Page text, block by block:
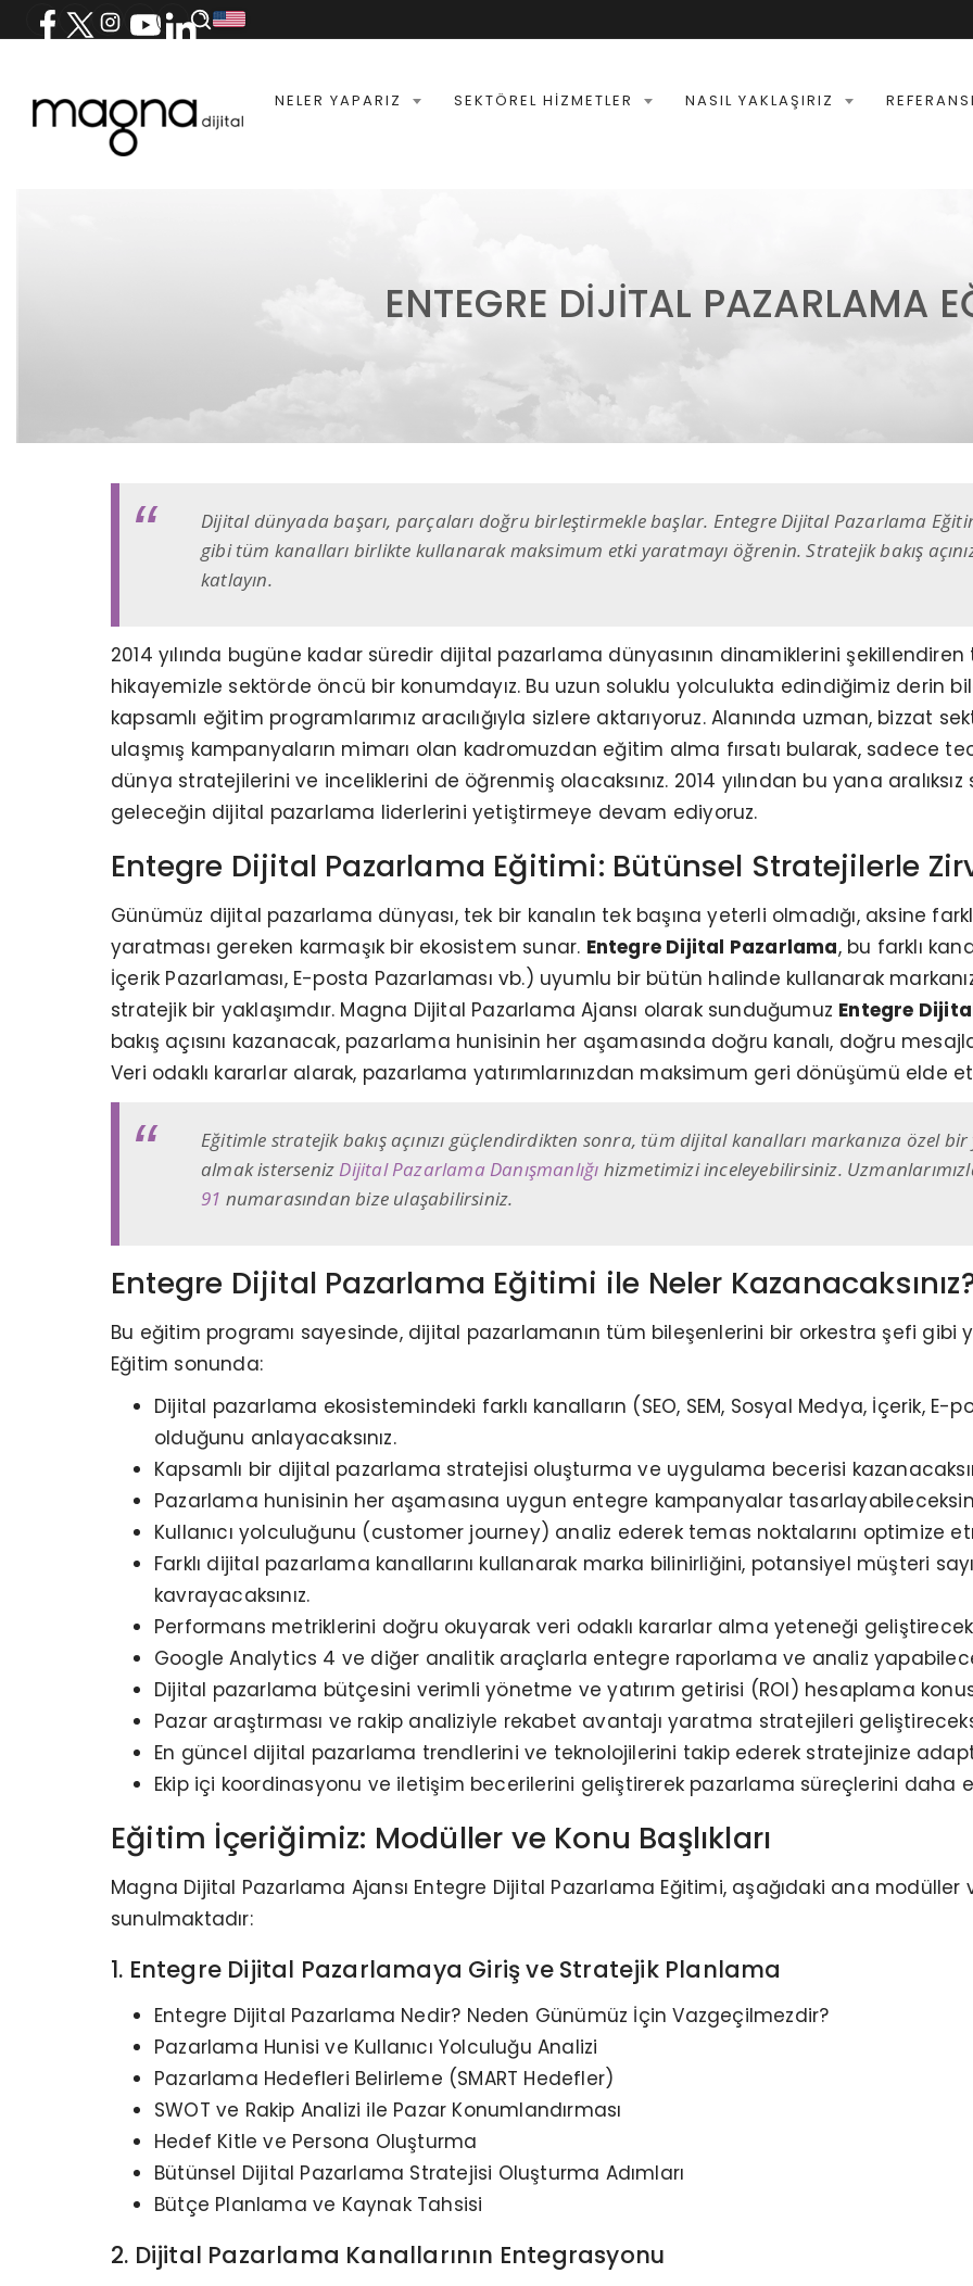
NELER YAPARIZ SEKTÖREL HIZMETLER NASIL YAKLAŞIRIZ
ENTEGRE DIJITAL PAZARLAMA
Dijital dünyada başarı, parçaları doğru birleştirmekle başlar. Entegre Dijital Pazarlama
gibi tüm kanalları birlikte kullanarak maksimum etki yaratmayı öğrenin. Stratejik bakış
katlayın.
2014 yılında bugüne kadar süredir dijital pazarlama dünyasının dinamiklerini şekillendiren
hikayemizle sektörde öncü bir konumdayız. Bu uzun soluklu yolculukta edindiğimiz derin
kapsamlı eğitim programlarımız aracılığıyla sizlere aktarıyoruz. Alanında uzman, bizzat
ulaşmış kampanyaların mimarı olan kadromuzdan eğitim alma fırsatı bularak, sadece
dünya stratejilerini ve inceliklerini de öğrenmiş olacaksınız. 2014 yılından bu yana
geleceğin dijital pazarlama liderlerini yetiştirmeye devam ediyoruz.
Entegre Dijital Pazarlama Eğitimi: Bütünsel Stratejilerle
Günümüz dijital pazarlama dünyası, tek bir kanalın tek başına yeterli olmadığı, aksine
yaratması gereken karmaşık bir ekosistem sunar. Entegre Dijital Pazarlama, bu farklı
İçerik Pazarlaması, E-posta Pazarlaması vb.) uyumlu bir bütün halinde kullanarak
stratejik bir yaklaşımdır. Magna Dijital Pazarlama Ajansı olarak sunduğumuz Entegre
bakış açısını kazanacak, pazarlama hunisinin her aşamasında doğru kanalı, doğru
Veri odaklı kararlar alarak, pazarlama yatırımlarınızdan maksimum geri dönüşümü elde
Eğitimle stratejik bakış açınızı güçlendirdikten sonra, tüm dijital kanalları markanıza özel
almak isterseniz Dijital Pazarlama Danışmanlığı hizmetimizi inceleyebilirsiniz.
91 numarasından bize ulaşabilirsiniz.
Entegre Dijital Pazarlama Eğitimi ile Neler
Bu eğitim programı sayesinde, dijital pazarlamanın tüm bileşenlerini bir orkestra şefi gibi
Eğitim sonunda:
Dijital pazarlama ekosistemindeki farklı kanalların (SEO, SEM, Sosyal Medya, İçerik,
olduğunu anlayacaksınız.
Kapsamlı bir dijital pazarlama stratejisi oluşturma ve uygulama becerisi
Pazarlama hunisinin her aşamasına uygun entegre kampanyalar
Kullanıcı yolculuğunu (customer journey) analiz ederek temas noktalarını optimize
Farklı dijital pazarlama kanallarını kullanarak marka bilinirliğini, potansiyel müşteri
kavrayacaksınız.
Performans metriklerini doğru okuyarak veri odaklı kararlar alma yeteneği
Google Analytics 4 ve diğer analitik araçlarla entegre raporlama ve analiz
Dijital pazarlama bütçesini verimli yönetme ve yatırım getirisi (ROI) hesaplama
Pazar araştırması ve rakip analiziyle rekabet avantajı yaratma stratejileri
En güncel dijital pazarlama trendlerini ve teknolojilerini takip ederek stratejinize
Ekip içi koordinasyonu ve iletişim becerilerini geliştirerek pazarlama süreçlerini daha
Eğitim İçeriğimiz: Modüller ve Konu Başlıkları
Magna Dijital Pazarlama Ajansı Entegre Dijital Pazarlama Eğitimi, aşağıdaki ana modüller
sunulmaktadır:
1. Entegre Dijital Pazarlamaya Giriş ve Stratejik Planlama
Entegre Dijital Pazarlama Nedir? Neden Günümüz İçin Vazgeçilmezdir?
Pazarlama Hunisi ve Kullanıcı Yolculuğu Analizi
Pazarlama Hedefleri Belirleme (SMART Hedefler)
SWOT ve Rakip Analizi ile Pazar Konumlandırması
Hedef Kitle ve Persona Oluşturma
Bütünsel Dijital Pazarlama Stratejisi Oluşturma Adımları
Bütçe Planlama ve Kaynak Tahsisi
2. Dijital Pazarlama Kanallarının Entegrasyonu